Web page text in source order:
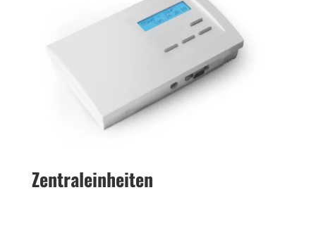
Zen­tral­ein­hei­ten